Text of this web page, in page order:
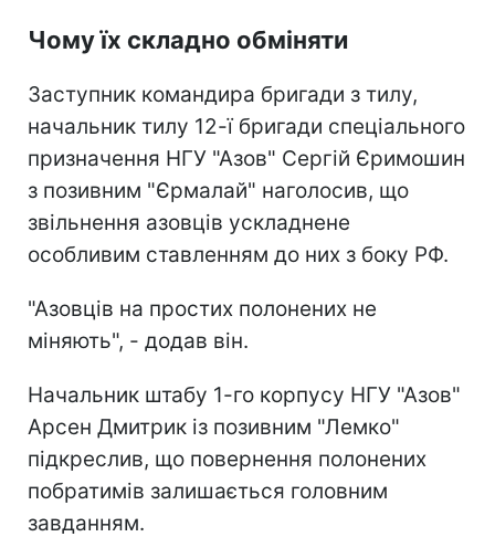
Чому їх складно обміняти
Заступник командира бригади з тилу,
начальник тилу 12-ї бригади спеціального
призначення НГУ "Азов" Сергій Єримошин
з позивним "Єрмалай" наголосив, що
звільнення азовців ускладнене
особливим ставленням до них з боку РФ.
"Азовців на простих полонених не
міняють", - додав він.
Начальник штабу 1-го корпусу НГУ "Азов"
Арсен Дмитрик із позивним "Лемко"
підкреслив, що повернення полонених
побратимів залишається головним
завданням.